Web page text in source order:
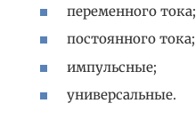
переменного тока;
постоянного тока;
импульсные;
универсальные.